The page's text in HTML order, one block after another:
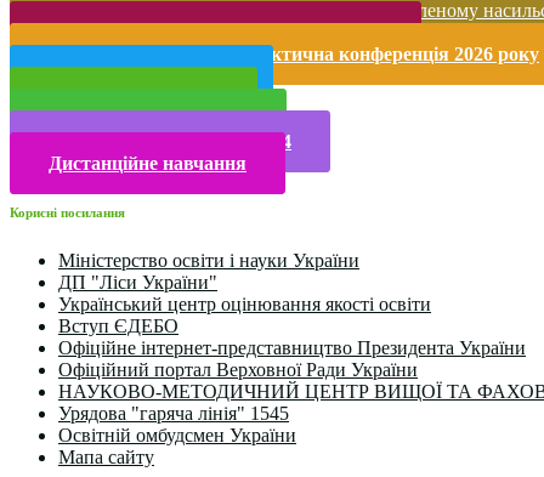
Запобігання домашньому та гендерно-зумовленому
Міжнародна науково-практична конференція 2026 року
Конкурси та олімпіади 2024
Дистанційне навчання
Корисні посилання
Міністерство освіти і науки України
ДП "Ліси України"
Український центр оцінювання якості освіти
Вступ ЄДЕБО
Офіційне інтернет-представництво Президента України
Офіційний портал Верховної Ради України
НАУКОВО-МЕТОДИЧНИЙ ЦЕНТР ВИЩОЇ ТА
Урядова "гаряча лінія" 1545
Освітній омбудсмен України
Мапа сайту